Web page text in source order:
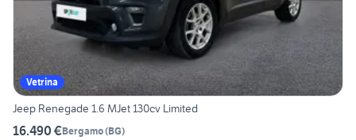
Vetrina
Jeep Renegade 1.6 MJet 130cv Limited
16.490 €Bergamo(BG)